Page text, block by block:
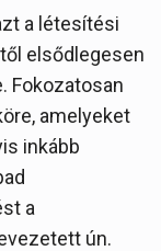
a létesítési
elsődlegesen
Fokozatosan
amelyeket
inkább
a
ún.